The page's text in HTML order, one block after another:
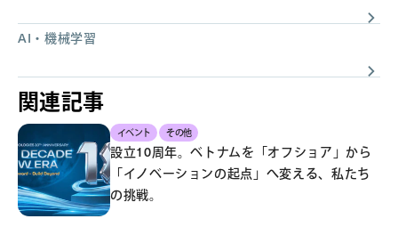
AI・機械学習
関連記事
イベント その他
設立10周年。ベトナムを「オフショア」から
「イノベーションの起点」へ変える、私たち
の挑戦。